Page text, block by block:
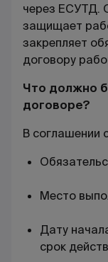
через ЕСУТД.
защищает
закрепляет
договору
Что должно
договоре?
В соглашении
Место
Дату
срок